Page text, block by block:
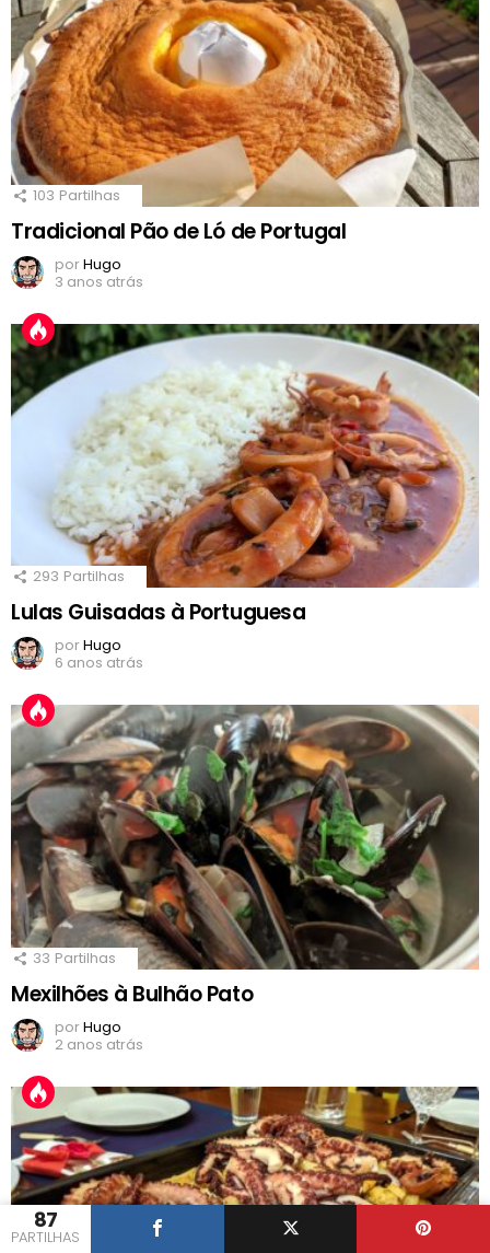
87
PARTILHAS
103 Partilhas
Tradicional Pão de Ló de Portugal
porHugo
3 anos atrás
293 Partilhas
Lulas Guisadas à Portuguesa
porHugo
6 anos atrás
33 Partilhas
Mexilhões à Bulhão Pato
porHugo
2 anos atrás